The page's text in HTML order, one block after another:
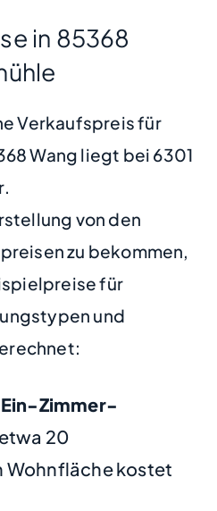
in 85368
Verkaufspreis für
Wang liegt bei 6301
von den
zu bekommen,
für
und
Zimmer-
20
Wohnfläche kostet